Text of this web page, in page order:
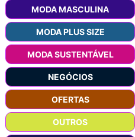
MODA MASCULINA
MODA PLUS SIZE
MODA SUSTENTÁVEL
NEGÓCIOS
OFERTAS
OUTROS